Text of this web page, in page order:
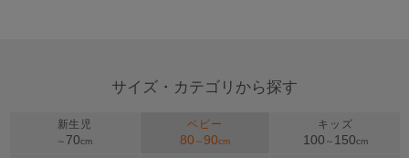
サイズ・カテゴリから探す
新生児
～ 70cm
ベビー
80 ～90cm
キッズ
100 ～ 150cm